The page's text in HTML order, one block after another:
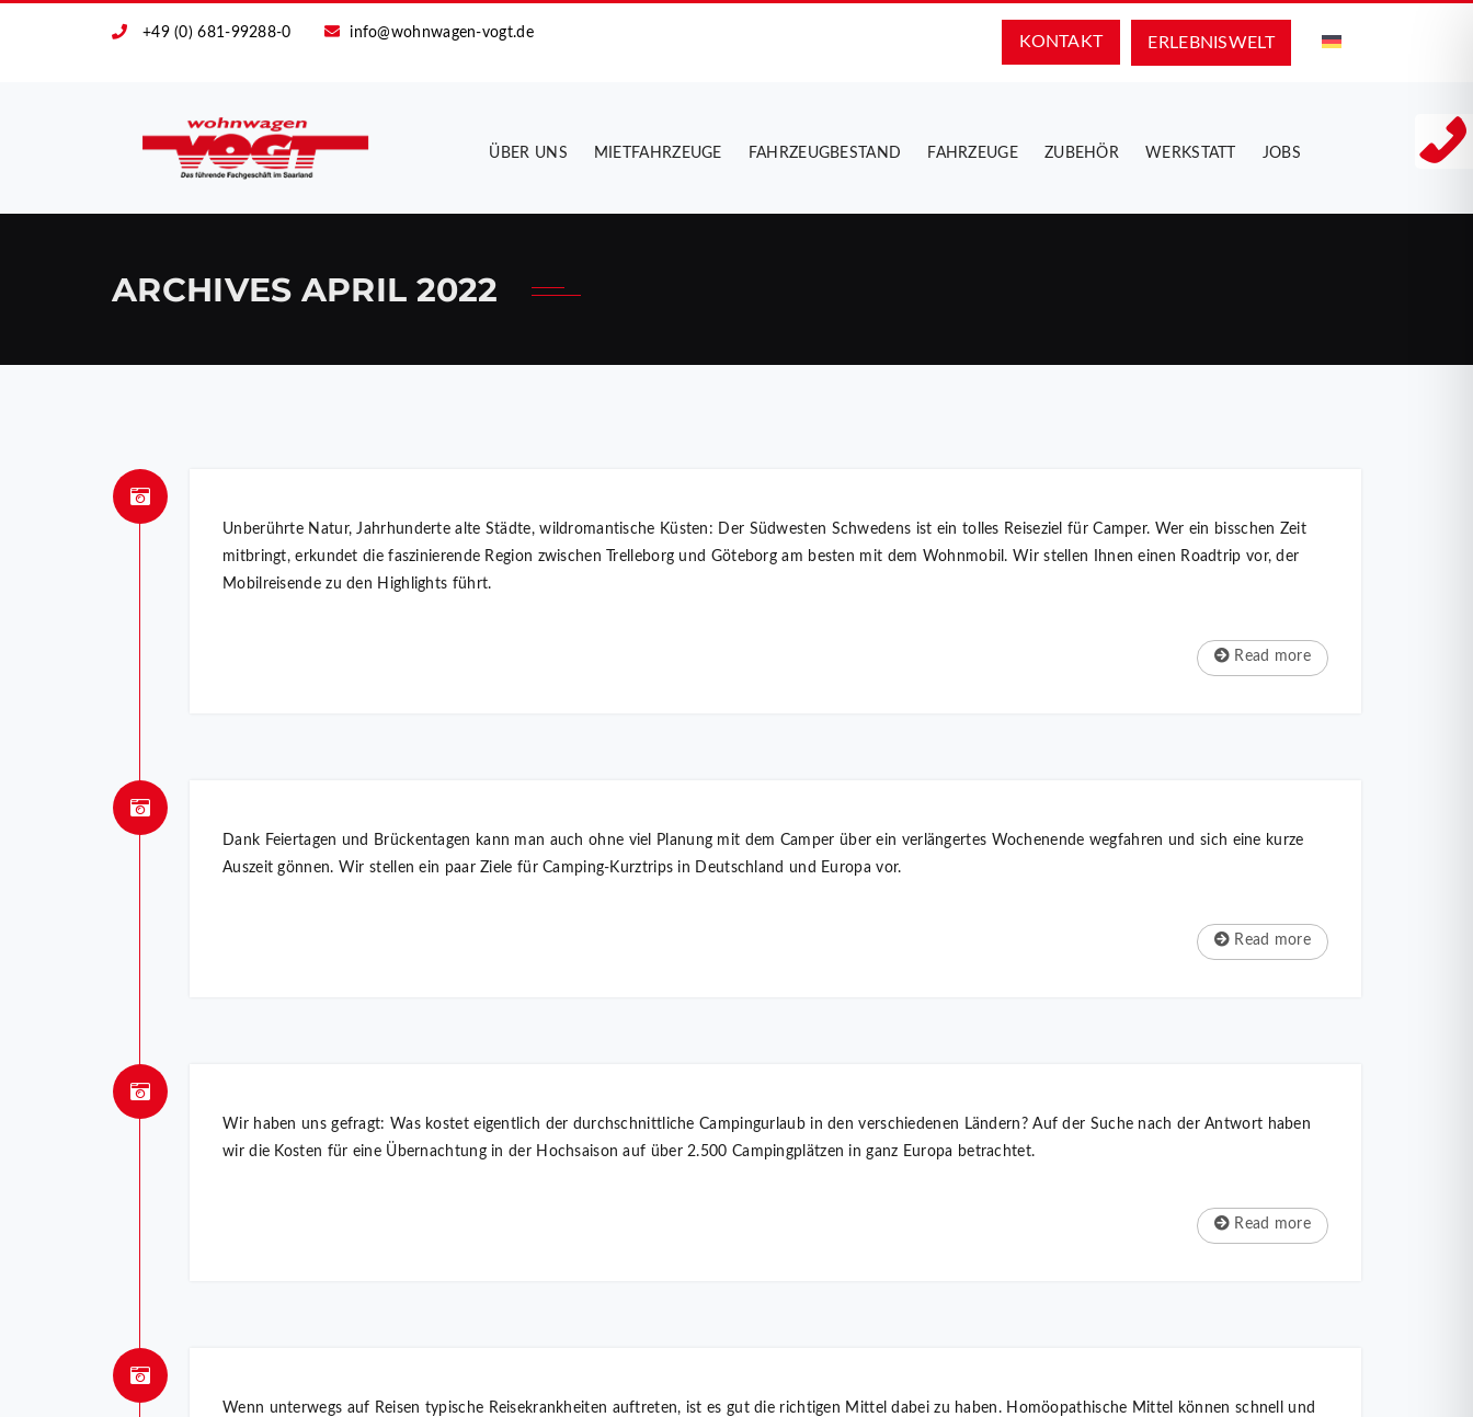
+49 (0) 681-99288-0 info@wohnwagen-vogt.de
ERLEBNIS­WELT
KONTAKT
ÜBER UNS MIETFAHRZEUGE FAHRZEUGBESTAND FAHRZEUGE ZUBEHÖR WERKSTATT JOBS
ARCHIVES APRIL 2022
Unberührte Natur, Jahrhunderte alte Städte, wildromantische Küsten: Der Südwesten Schwedens ist ein tolles Reiseziel für Camper. Wer ein bisschen Zeit
mitbringt, erkundet die faszinierende Region zwischen Trelleborg und Göteborg am besten mit dem Wohnmobil. Wir stellen Ihnen einen Roadtrip vor, der
Mobilreisende zu den Highlights führt.
Read more
Dank Feiertagen und Brückentagen kann man auch ohne viel Planung mit dem Camper über ein verlängertes Wochenende wegfahren und sich eine kurze
Auszeit gönnen. Wir stellen ein paar Ziele für Camping-Kurztrips in Deutschland und Europa vor.
Read more
Wir haben uns gefragt: Was kostet eigentlich der durchschnittliche Campingurlaub in den verschiedenen Ländern? Auf der Suche nach der Antwort haben
wir die Kosten für eine Übernachtung in der Hochsaison auf über 2.500 Campingplätzen in ganz Europa betrachtet.
Read more
Wenn unterwegs auf Reisen typische Reisekrankheiten auftreten, ist es gut die richtigen Mittel dabei zu haben. Homöopathische Mittel können schnell und